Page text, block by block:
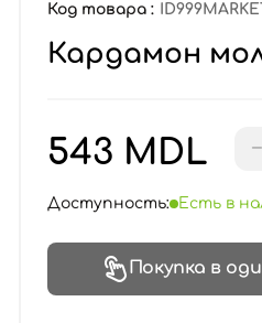
Код товара :
Кардамон
543 MDL −
Доступность: Есть в
Покупка в